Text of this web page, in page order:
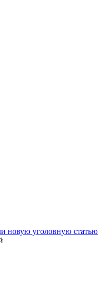
новую уголовную статью